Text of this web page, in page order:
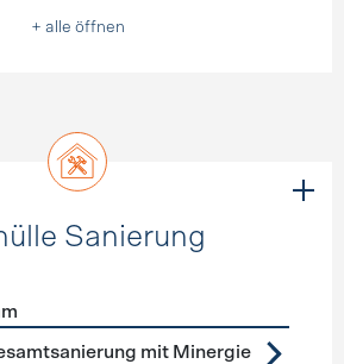
+ alle öffnen
Sanierung
Gebäudehülle Sanierung
mit Minergie